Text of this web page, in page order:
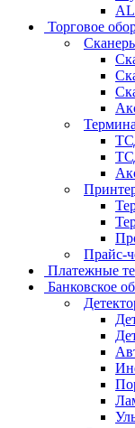
Торговое
Прайс-
Платежные
Банковское